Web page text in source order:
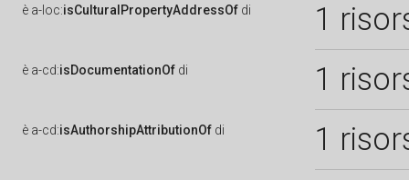
è a-loc:isCulturalPropertyAddressOf di 1
è a-cd:isDocumentationOf di 1
è a-cd:isAuthorshipAttributionOf di 1